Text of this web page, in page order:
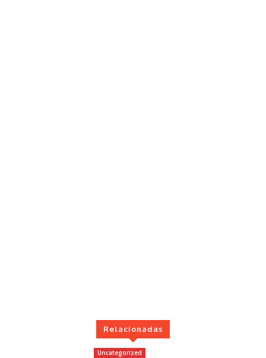
Relacionadas
Uncategorized